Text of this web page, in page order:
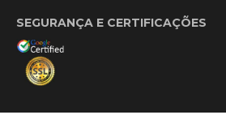
SEGURANÇA E CERTIFICAÇÕES